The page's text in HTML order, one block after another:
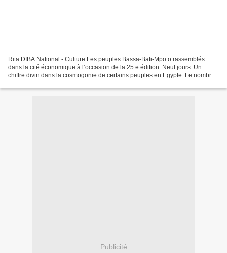
Rita DIBA National - Culture Les peuples Bassa-Bati-Mpo’o rassemblés
dans la cité économique à l’occasion de la 25 e édition. Neuf jours. Un
chiffre divin dans la cosmogonie de certains peuples en Egypte. Le nombre
Publicité